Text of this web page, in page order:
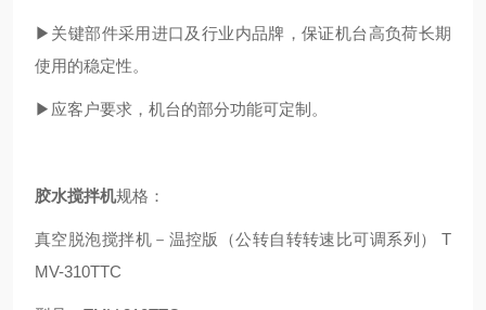
▶关键部件采用进口及行业内品牌，保证机台高负荷长期
使用的稳定性。
▶应客户要求，机台的部分功能可定制。
胶水搅拌机规格：
真空脱泡搅拌机－温控版（公转自转转速比可调系列） T
MV-310TTC